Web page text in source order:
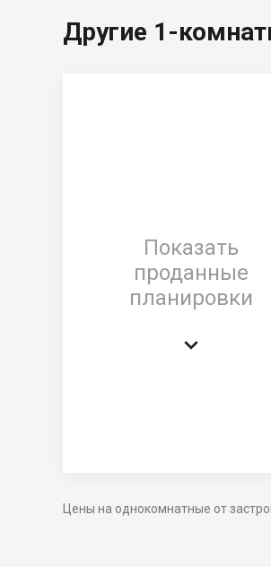
Другие 1-
Показать
проданные
планировки

Цены на однокомнатные от